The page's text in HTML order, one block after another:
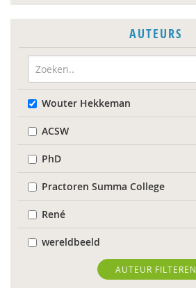
AUTEURS
Wouter Hekkeman
ACSW
PhD
Practoren Summa College
René
wereldbeeld
World Health Organization
AUTEUR FILTEREN